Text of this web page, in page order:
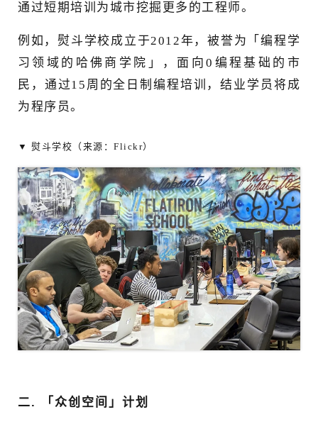
通过短期培训为城市挖掘更多的工程师。
例如，熨斗学校成立于2012年，被誉为「编程学
习领域的哈佛商学院」，面向0编程基础的市
民，通过15周的全日制编程培训，结业学员将成
为程序员。
▼ 熨斗学校（来源：Flickr）
二. 「众创空间」计划